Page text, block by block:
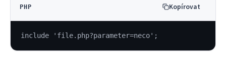
PHP Kopírovat
include 'file.php?parameter=neco';